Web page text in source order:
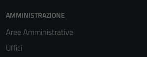
AMMINISTRAZIONE
Aree Amministrative
Uffici